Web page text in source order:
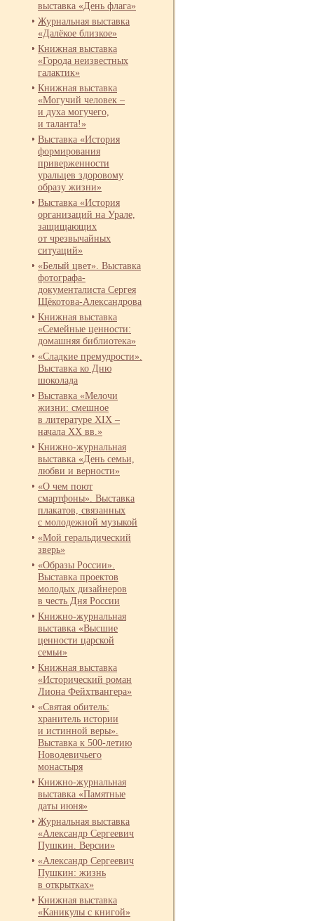
выставка «День флага»
Журнальная выставка
«Далёкое близкое»
Книжная выставка
«Города неизвестных
галактик»
Книжная выставка
«Могучий человек –
и духа могучего,
и таланта!»
Выставка «История
формирования
приверженности
уральцев здоровому
образу жизни»
Выставка «История
организаций на Урале,
защищающих
от чрезвычайных
ситуаций»
«Белый цвет». Выставка
фотографа-
документалиста Сергея
Щёкотова-Александрова
Книжная выставка
«Семейные ценности:
домашняя библиотека»
«Сладкие премудрости».
Выставка ко Дню
шоколада
Выставка «Мелочи
жизни: смешное
в литературе XIX –
начала XX вв.»
Книжно-журнальная
выставка «День семьи,
любви и верности»
«О чем поют
смартфоны». Выставка
плакатов, связанных
с молодежной музыкой
«Мой геральдический
зверь»
«Образы России».
Выставка проектов
молодых дизайнеров
в честь Дня России
Книжно-журнальная
выставка «Высшие
ценности царской
семьи»
Книжная выставка
«Исторический роман
Лиона Фейхтвангера»
«Святая обитель:
хранитель истории
и истинной веры».
Выставка к 500-летию
Новодевичьего
монастыря
Книжно-журнальная
выставка «Памятные
даты июня»
Журнальная выставка
«Александр Сергеевич
Пушкин. Версии»
«Александр Сергеевич
Пушкин: жизнь
в открытках»
Книжная выставка
«Каникулы с книгой»